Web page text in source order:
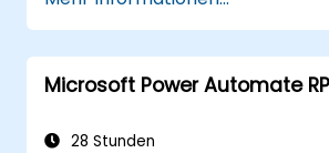
datengestützte
Optimierungsmöglichkeiten
veranschaulichen.
Microsoft Power Automate
28 Stunden